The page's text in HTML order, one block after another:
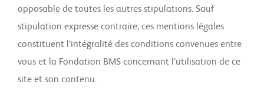
opposable de toutes les autres stipulations. Sauf
stipulation expresse contraire, ces mentions légales
constituent l’intégralité des conditions convenues entre
vous et la Fondation BMS concernant l’utilisation de ce
site et son contenu.